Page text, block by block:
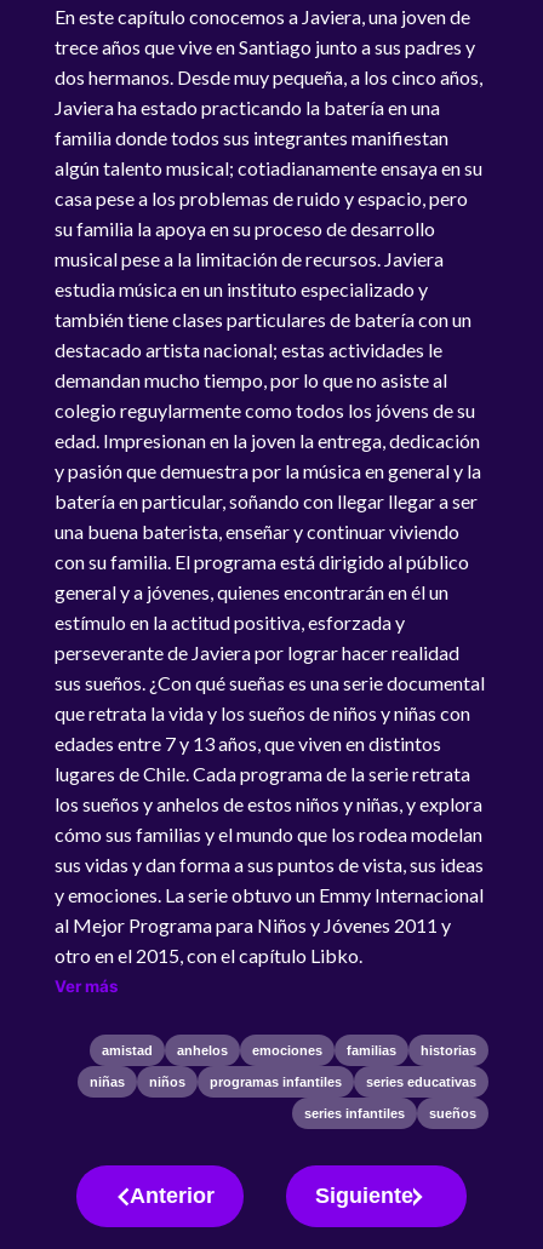
sus integrantes manifiestan algún talento musical.
En este capítulo conocemos a Javiera, una joven de
trece años que vive en Santiago junto a sus padres y
dos hermanos. Desde muy pequeña, a los cinco años,
Javiera ha estado practicando la batería en una
familia donde todos sus integrantes manifiestan
algún talento musical; cotiadianamente ensaya en su
casa pese a los problemas de ruido y espacio, pero
su familia la apoya en su proceso de desarrollo
musical pese a la limitación de recursos. Javiera
estudia música en un instituto especializado y
también tiene clases particulares de batería con un
destacado artista nacional; estas actividades le
demandan mucho tiempo, por lo que no asiste al
colegio reguylarmente como todos los jóvens de su
edad. Impresionan en la joven la entrega, dedicación
y pasión que demuestra por la música en general y la
batería en particular, soñando con llegar llegar a ser
una buena baterista, enseñar y continuar viviendo
con su familia. El programa está dirigido al público
general y a jóvenes, quienes encontrarán en él un
estímulo en la actitud positiva, esforzada y
perseverante de Javiera por lograr hacer realidad
sus sueños. ¿Con qué sueñas es una serie documental
que retrata la vida y los sueños de niños y niñas con
edades entre 7 y 13 años, que viven en distintos
lugares de Chile. Cada programa de la serie retrata
los sueños y anhelos de estos niños y niñas, y explora
cómo sus familias y el mundo que los rodea modelan
sus vidas y dan forma a sus puntos de vista, sus ideas
y emociones. La serie obtuvo un Emmy Internacional
al Mejor Programa para Niños y Jóvenes 2011 y
otro en el 2015, con el capítulo Libko.
Ver más
amistad anhelos emociones familias historias
niñas niños programas infantiles series educativas
series infantiles sueños
Anterior Siguiente